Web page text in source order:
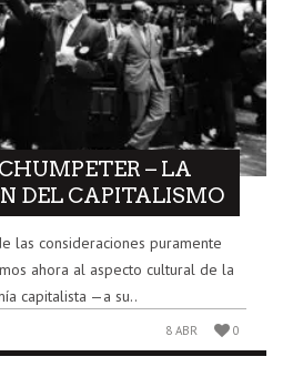
– LA
DEL CAPITALISMO
las consideraciones puramente
ahora al aspecto cultural de la
capitalista —a su..
8 ABR 0